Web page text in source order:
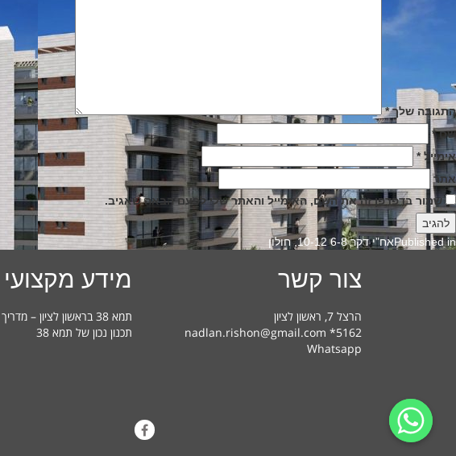
התגובה שלך*
שם*
אימייל*
אתר
שמור בדפדפן זה את השם, האימייל והאתר שלי לפעם הבאה שאגיב.
Published inאח”י דקר 6-8 10-12, חולון
מידע מקצועי
תמא 38 בראשון לציון – מדריך למשתמש
תכנון נכון של תמא 38
צור קשר
הרצל 7, ראשון לציון
nadlan.rishon@gmail.com *5162
Whatsapp